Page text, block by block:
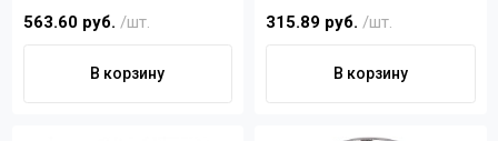
563.60 руб. /шт.
В корзину
315.89 руб. /шт.
В корзину